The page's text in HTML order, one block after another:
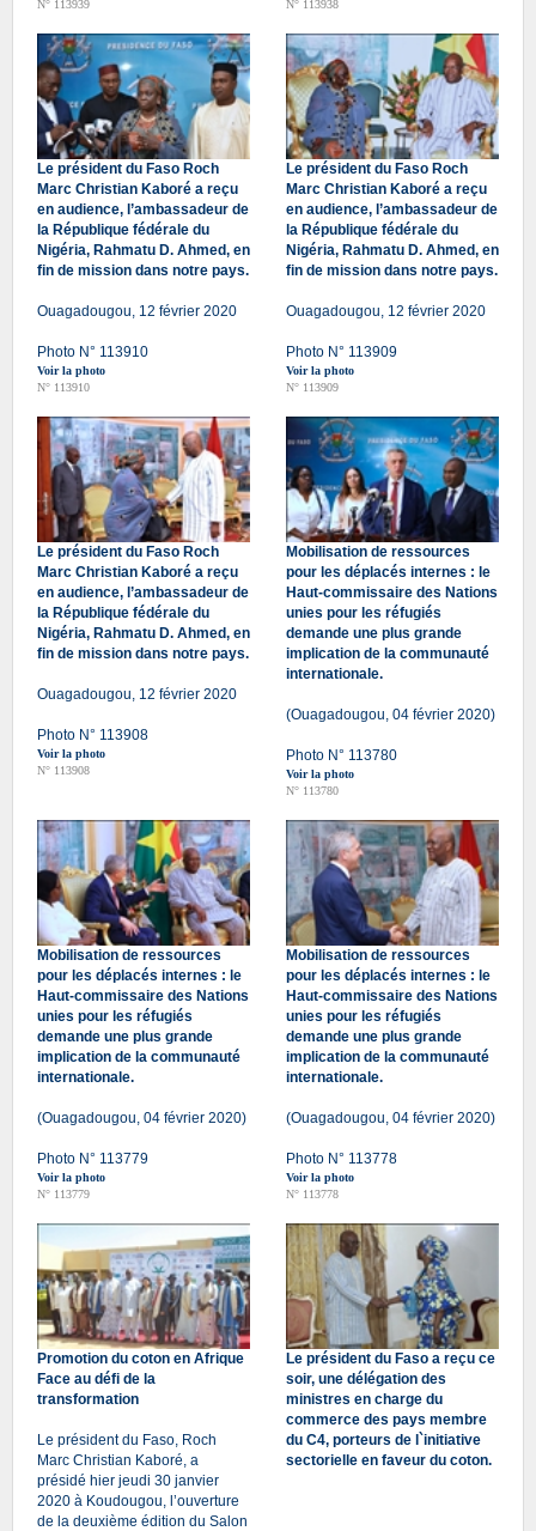
N° 113939 N° 113938
Le président du Faso Roch
Marc Christian Kaboré a reçu
en audience, l’ambassadeur de
la République fédérale du
Nigéria, Rahmatu D. Ahmed, en
fin de mission dans notre pays.
Ouagadougou, 12 février 2020
Photo N° 113910
Voir la photo
N° 113910
Le président du Faso Roch
Marc Christian Kaboré a reçu
en audience, l’ambassadeur de
la République fédérale du
Nigéria, Rahmatu D. Ahmed, en
fin de mission dans notre pays.
Ouagadougou, 12 février 2020
Photo N° 113909
Voir la photo
N° 113909
Le président du Faso Roch
Marc Christian Kaboré a reçu
en audience, l’ambassadeur de
la République fédérale du
Nigéria, Rahmatu D. Ahmed, en
fin de mission dans notre pays.
Ouagadougou, 12 février 2020
Photo N° 113908
Voir la photo
N° 113908
Mobilisation de ressources
pour les déplacés internes : le
Haut-commissaire des Nations
unies pour les réfugiés
demande une plus grande
implication de la communauté
internationale.
(Ouagadougou, 04 février 2020)
Photo N° 113780
Voir la photo
N° 113780
Mobilisation de ressources
pour les déplacés internes : le
Haut-commissaire des Nations
unies pour les réfugiés
demande une plus grande
implication de la communauté
internationale.
(Ouagadougou, 04 février 2020)
Photo N° 113779
Voir la photo
N° 113779
Mobilisation de ressources
pour les déplacés internes : le
Haut-commissaire des Nations
unies pour les réfugiés
demande une plus grande
implication de la communauté
internationale.
(Ouagadougou, 04 février 2020)
Photo N° 113778
Voir la photo
N° 113778
Promotion du coton en Afrique
Face au défi de la
transformation
Le président du Faso, Roch
Marc Christian Kaboré, a
présidé hier jeudi 30 janvier
2020 à Koudougou, l’ouverture
de la deuxième édition du Salon
Le président du Faso a reçu ce
soir, une délégation des
ministres en charge du
commerce des pays membre
du C4, porteurs de l`initiative
sectorielle en faveur du coton.